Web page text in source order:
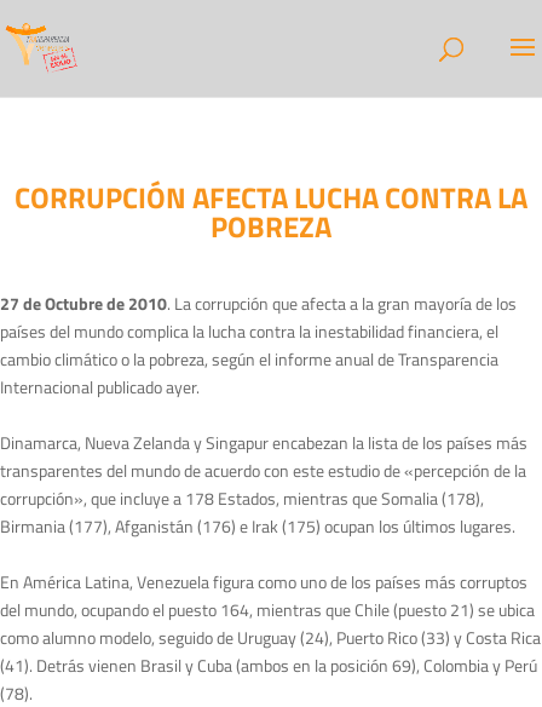
CORRUPCIÓN AFECTA LUCHA CONTRA LA
POBREZA
27 de Octubre de 2010. La corrupción que afecta a la gran mayoría de los
países del mundo complica la lucha contra la inestabilidad financiera, el
cambio climático o la pobreza, según el informe anual de Transparencia
Internacional publicado ayer.
Dinamarca, Nueva Zelanda y Singapur encabezan la lista de los países más
transparentes del mundo de acuerdo con este estudio de «percepción de la
corrupción», que incluye a 178 Estados, mientras que Somalia (178),
Birmania (177), Afganistán (176) e Irak (175) ocupan los últimos lugares.
En América Latina, Venezuela figura como uno de los países más corruptos
del mundo, ocupando el puesto 164, mientras que Chile (puesto 21) se ubica
como alumno modelo, seguido de Uruguay (24), Puerto Rico (33) y Costa Rica
(41). Detrás vienen Brasil y Cuba (ambos en la posición 69), Colombia y Perú
(78).